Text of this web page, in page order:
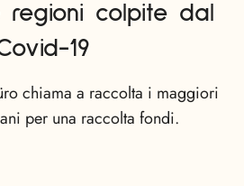
colpite dal
19
chiama a raccolta i maggiori
per una raccolta fondi.